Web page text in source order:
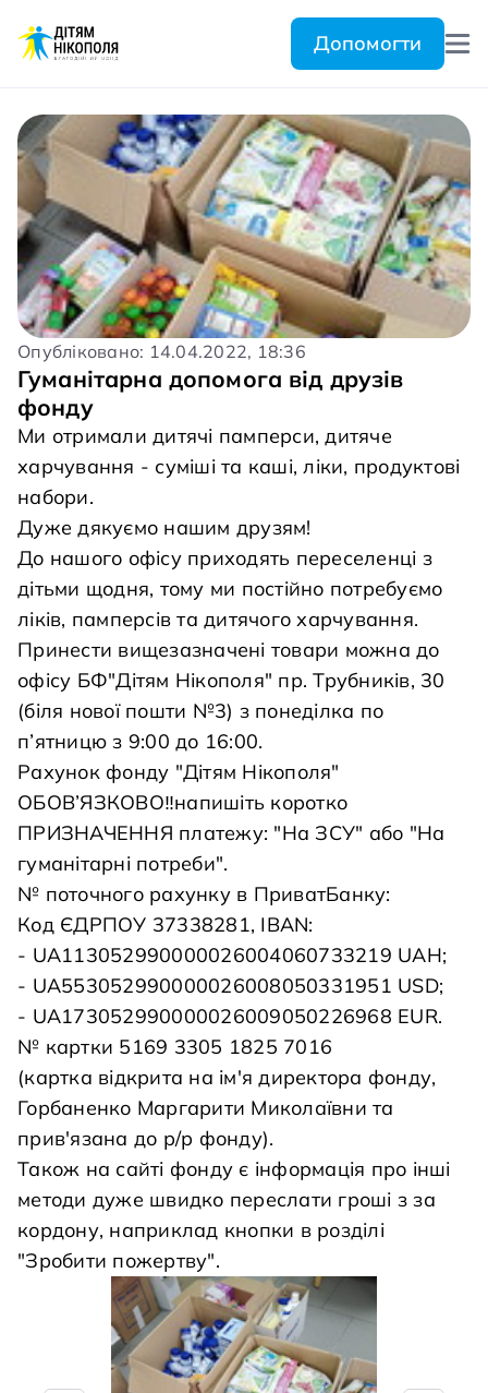
Допомогти
Опубліковано: 14.04.2022, 18:36
Гуманітарна допомога від друзів
фонду
Ми отримали дитячі памперси, дитяче
харчування - суміші та каші, ліки, продуктові
набори.
Дуже дякуємо нашим друзям!
До нашого офісу приходять переселенці з
дітьми щодня, тому ми постійно потребуємо
ліків, памперсів та дитячого харчування.
Принести вищезазначені товари можна до
офісу БФ"Дітям Нікополя" пр. Трубників, 30
(біля нової пошти №3) з понеділка по
п’ятницю з 9:00 до 16:00.
Рахунок фонду "Дітям Нікополя"
ОБОВ’ЯЗКОВО‼️напишіть коротко
ПРИЗНАЧЕННЯ платежу: "На ЗСУ" або "На
гуманітарні потреби".
№ поточного рахунку в ПриватБанку:
Код ЄДРПОУ 37338281, IBAN:
- UA113052990000026004060733219 UAH;
- UA553052990000026008050331951 USD;
- UA173052990000026009050226968 EUR.
№ картки 5169 3305 1825 7016
(картка відкрита на ім'я директора фонду,
Горбаненко Маргарити Миколаївни та
прив'язана до р/р фонду).
Також на сайті фонду є інформація про інші
методи дуже швидко переслати гроші з за
кордону, наприклад кнопки в розділі
"Зробити пожертву".